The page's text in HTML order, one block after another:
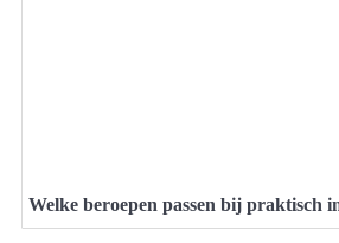
Welke beroepen passen bij praktisch